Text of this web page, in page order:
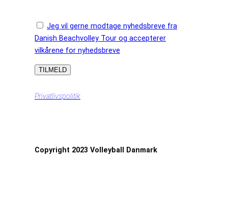
Jeg vil gerne modtage nyhedsbreve fra
Danish Beachvolley Tour og accepterer
vilkårene for nyhedsbreve
Privatlivspolitik
Copyright 2023 Volleyball Danmark